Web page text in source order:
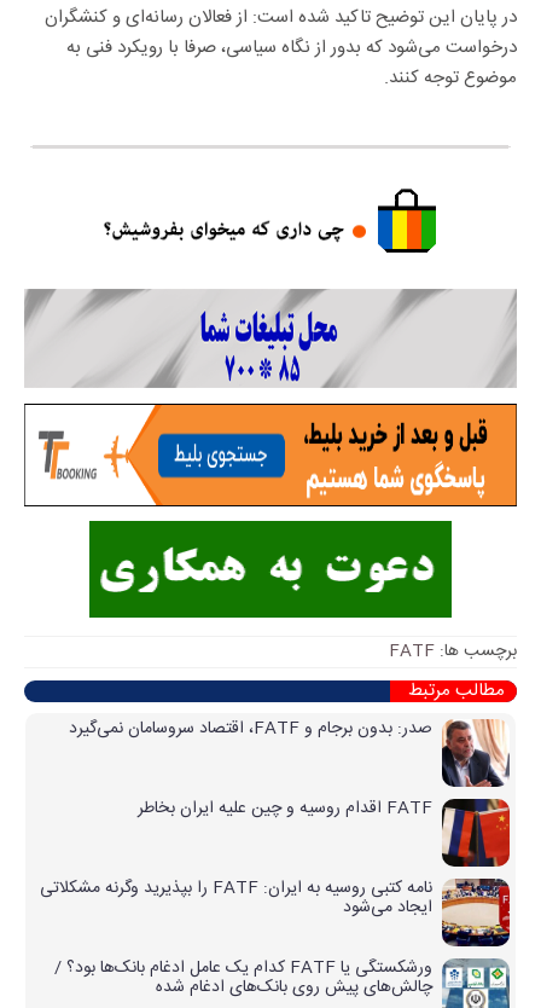
در پایان این توضیح تاکید شده است: از فعالان رسانه‌ای و کنشگران
درخواست می‌شود که بدور از نگاه سیاسی، صرفا با رویکرد فنی به
موضوع توجه کنند.
برچسب ها: FATF
مطالب مرتبط
صدر: بدون برجام و FATF، اقتصاد سروسامان نمی‌گیرد
FATF اقدام روسیه و چین علیه ایران بخاطر
نامه کتبی روسیه به ایران: FATF را بپذیرید وگرنه مشکلاتی
ایجاد می‌شود
ورشکستگی یا FATF کدام یک عامل ادغام بانک‌ها بود؟ /
چالش‌های پیش روی بانک‌های ادغام شده